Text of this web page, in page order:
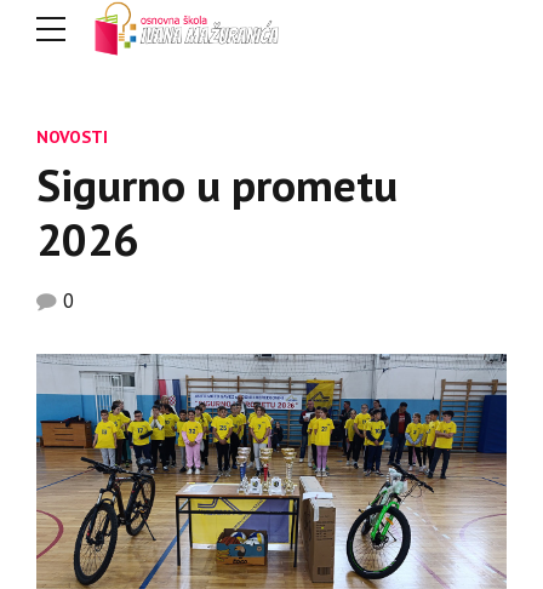
NOVOSTI
Sigurno u prometu
2026
0